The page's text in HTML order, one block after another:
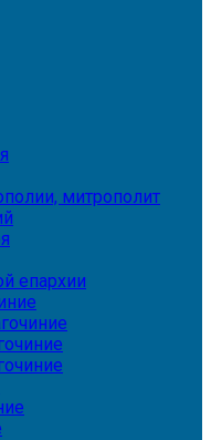
митрополит
епархии